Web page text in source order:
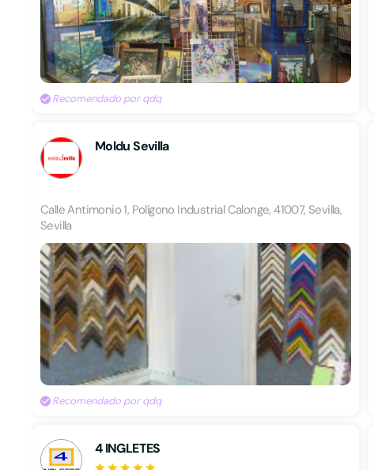
Recomendado por qdq
Moldu Sevilla
Calle Antimonio 1, Polígono Industrial Calonge, 41007, Sevilla,
Sevilla
Recomendado por qdq
4 INGLETES